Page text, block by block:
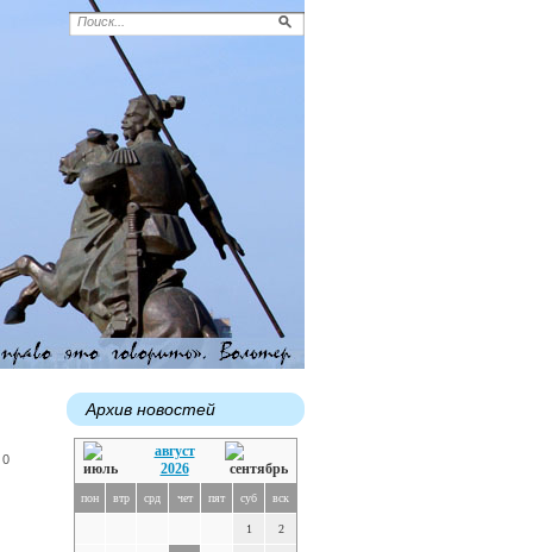
0
Архив новостей
август
2026
пон втр срд чет пят суб вск
1 2